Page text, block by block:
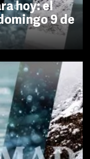
hoy: el
9 de